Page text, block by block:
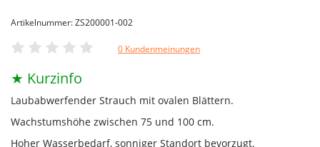
Artikelnummer: ZS200001-002
0 Kundenmeinungen
★ Kurzinfo
Laubabwerfender Strauch mit ovalen Blättern.
Wachstumshöhe zwischen 75 und 100 cm.
Hoher Wasserbedarf, sonniger Standort bevorzugt.